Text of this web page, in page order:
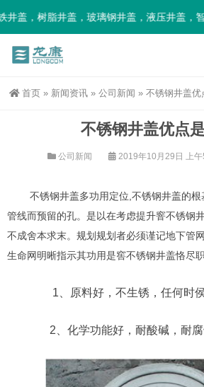
，树脂井盖，玻璃钢井盖，液压井盖，智
首页 » 新闻资讯 » 公司新闻 » 不锈钢井盖优
不锈钢井盖优点
公司新闻 2019年10月29日 上午
不锈钢井盖多功用定位,不锈钢井盖的
管线而预留的孔。是以在考虑提升窨不锈钢
不成舍本求末。规划规划者必须谨记地下管
生命网明晰指示其功用是窖不锈钢井盖恪尽职
1、原料好，不生锈，任何时侯
2、化学功能好，耐酸碱，耐腐